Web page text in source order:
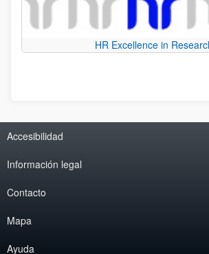
HR Excellence in
Accesibilidad
Información legal
Contacto
Mapa
Ayuda